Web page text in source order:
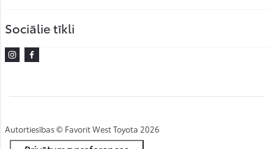
Sociālie tīkli
Instagram
Facebook
Autortiesības © Favorit West Toyota 2026